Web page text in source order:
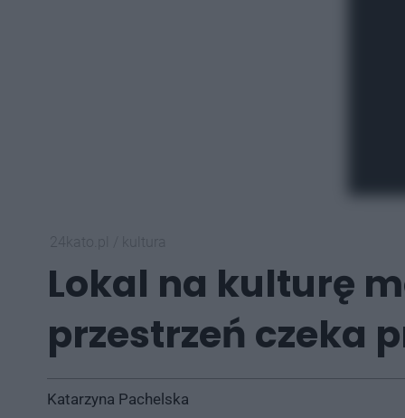
Lokal na kulturę
przestrzeń czeka
Katarzyna Pachelska